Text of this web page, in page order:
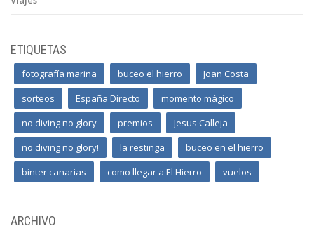
ETIQUETAS
fotografía marina buceo el hierro
Joan Costa
sorteos
España Directo
momento mágico
no diving no glory
premios
Jesus Calleja
no diving no glory!
la restinga
buceo en el hierro
binter canarias
como llegar a El Hierro vuelos
ARCHIVO